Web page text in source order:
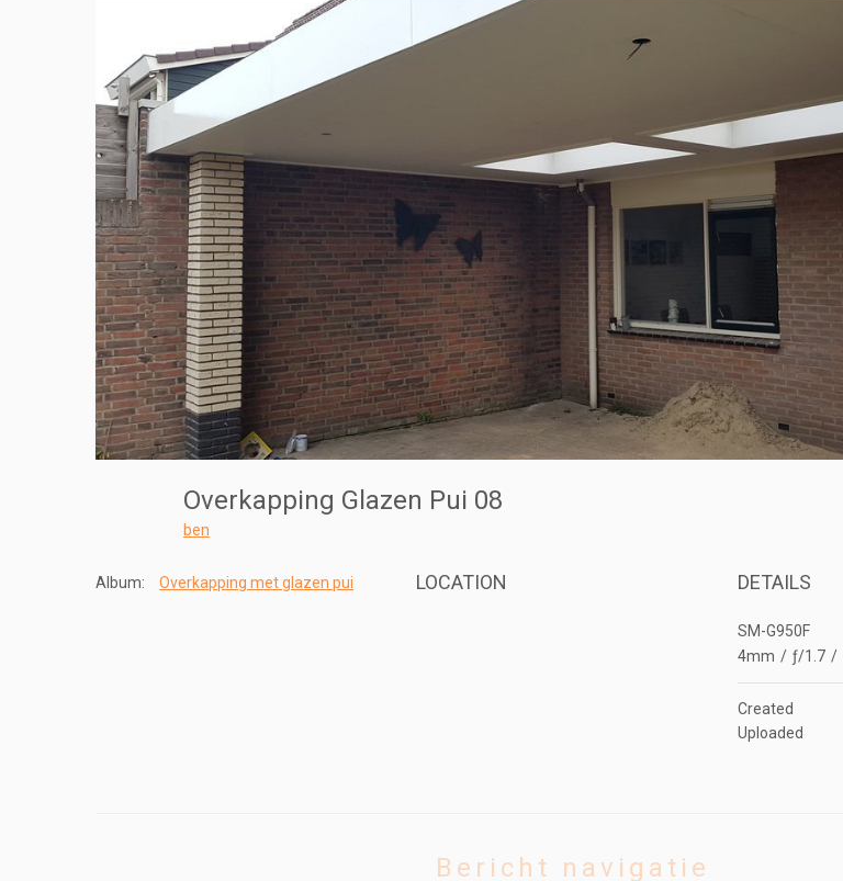
Overkapping Glazen Pui 08
ben
Album: Overkapping met glazen pui LOCATION DETAILS
SM-G950F
4mm / ƒ/1.7 /
Created
Uploaded
Bericht navigatie